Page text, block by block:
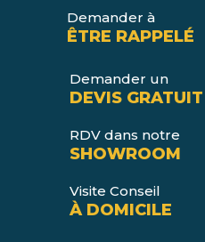
Demander à
ÊTRE RAPPELÉ
Demander un
DEVIS GRATUIT
RDV dans notre
SHOWROOM
Visite Conseil
À DOMICILE